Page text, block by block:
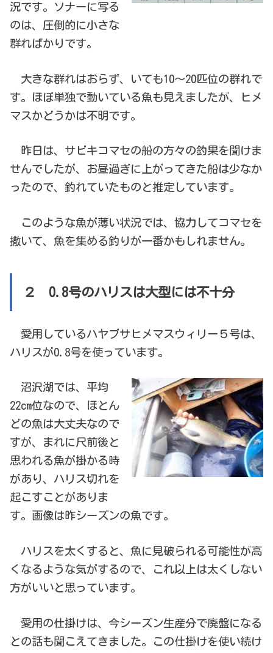
況です。ソナーに写る
のは、圧倒的に小さな
群ればかりです。
大きな群れはおらず、いても10～20匹位の群れで
す。ほぼ単独で動いている魚も見えましたが、ヒメ
マスかどうかは不明です。
昨日は、サビキコマセの船の方々の釣果を聞けま
せんでしたが、お昼過ぎに上がってきた船は少なか
ったので、釣れていたものと推定しています。
このような魚が薄い状況では、協力してコマセを
撒いて、魚を集める釣りが一番かもしれません。
２ 0.8号のハリスは大型には不十分
愛用しているハヤブサヒメマスウィリー５号は、
ハリスが0.8号を使っています。
沼沢湖では、平均
22cm位なので、ほとん
どの魚は大丈夫なので
すが、まれに尺前後と
思われる魚が掛かる時
があり、ハリス切れを
起こすことがありま
す。画像は昨シーズンの魚です。
ハリスを太くすると、魚に見破られる可能性が高
くなるような気がするので、これ以上は太くしない
方がいいと思っています。
愛用の仕掛けは、今シーズン生産分で廃盤になる
との話も聞こえてきました。この仕掛けを使い続け